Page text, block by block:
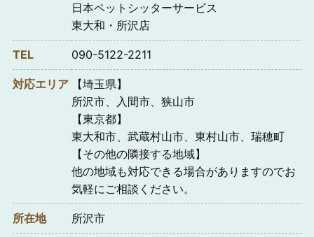
日本ペットシッターサービス
東大和・所沢店
TEL 090-5122-2211
対応エリア
【埼玉県】
所沢市、入間市、狭山市
【東京都】
東大和市、武蔵村山市、東村山市、瑞穂町
【その他の隣接する地域】
他の地域も対応できる場合がありますのでお
気軽にご相談ください。
所在地 所沢市